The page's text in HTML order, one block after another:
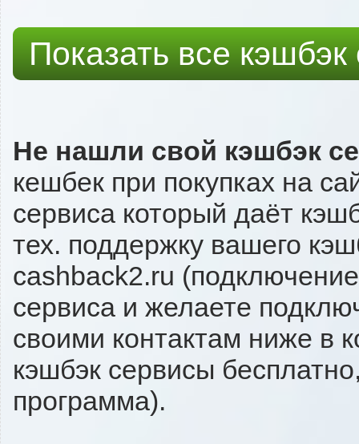
Показать все
Не нашли свой кэшбэк
кешбек при покупках на
сервиса который даёт
тех. поддержку вашего
cashback2.ru
сервиса и желаете
своими контактам ниже в
кэшбэк сервисы
программа).